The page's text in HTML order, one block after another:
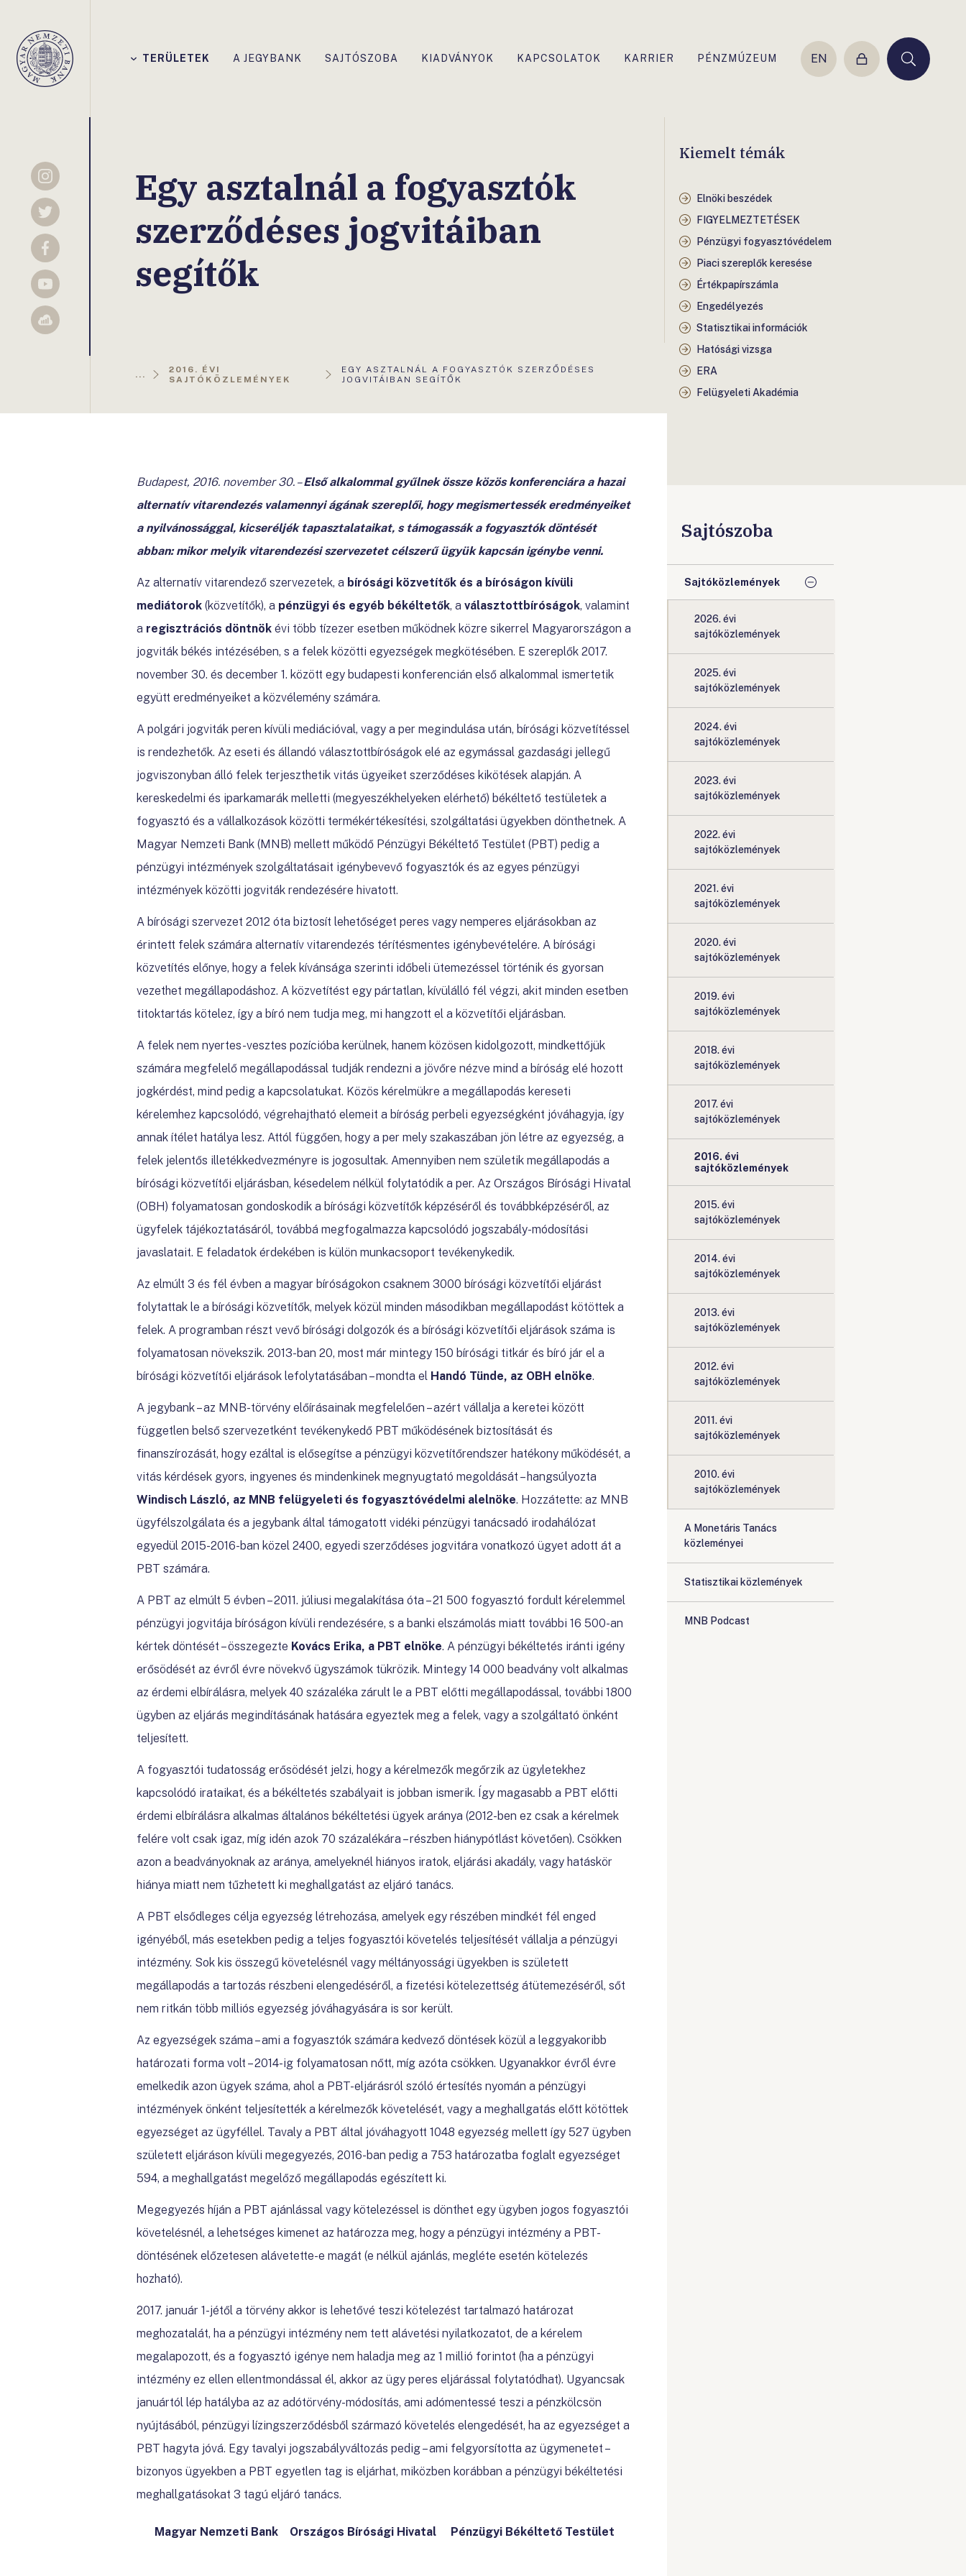
Magyar
Nemzeti
TERÜLETEK A JEGYBANK SAJTÓSZOBA KIADVÁNYOK KAPCSOLATOK KARRIER PÉNZMÚZEUM EN
Belépés Keresés
Instagram
Twitter
Facebook
YouTube
Sellsy
Egy asztalnál a fogyasztók
szerződéses jogvitáiban
segítők
...
2016. ÉVI
SAJTÓKÖZLEMÉNYEK
AKTUÁLIS
OLDAL:
EGY ASZTALNÁL A FOGYASZTÓK SZERZŐDÉSES
JOGVITÁIBAN SEGÍTŐK
Kiemelt témák
Elnöki beszédek
FIGYELMEZTETÉSEK
Pénzügyi fogyasztóvédelem
Piaci szereplők keresése
Értékpapírszámla
Engedélyezés
Statisztikai információk
Hatósági vizsga
ERA
Felügyeleti Akadémia
Budapest, 2016. november 30. –Első alkalommal gyűlnek össze közös konferenciára a hazai
alternatív vitarendezés valamennyi ágának szereplői, hogy megismertessék eredményeiket
a nyilvánossággal, kicseréljék tapasztalataikat, s támogassák a fogyasztók döntését
abban: mikor melyik vitarendezési szervezetet célszerű ügyük kapcsán igénybe venni.
Az alternatív vitarendező szervezetek, a bírósági közvetítők és a bíróságon kívüli
mediátorok (közvetítők), a pénzügyi és egyéb békéltetők, a választottbíróságok, valamint
a regisztrációs döntnök évi több tízezer esetben működnek közre sikerrel Magyarországon a
jogviták békés intézésében, s a felek közötti egyezségek megkötésében. E szereplők 2017.
november 30. és december 1. között egy budapesti konferencián első alkalommal ismertetik
együtt eredményeiket a közvélemény számára.
A polgári jogviták peren kívüli mediációval, vagy a per megindulása után, bírósági közvetítéssel
is rendezhetők. Az eseti és állandó választottbíróságok elé az egymással gazdasági jellegű
jogviszonyban álló felek terjeszthetik vitás ügyeiket szerződéses kikötések alapján. A
kereskedelmi és iparkamarák melletti (megyeszékhelyeken elérhető) békéltető testületek a
fogyasztó és a vállalkozások közötti termékértékesítési, szolgáltatási ügyekben dönthetnek. A
Magyar Nemzeti Bank (MNB) mellett működő Pénzügyi Békéltető Testület (PBT) pedig a
pénzügyi intézmények szolgáltatásait igénybevevő fogyasztók és az egyes pénzügyi
intézmények közötti jogviták rendezésére hivatott.
A bírósági szervezet 2012 óta biztosít lehetőséget peres vagy nemperes eljárásokban az
érintett felek számára alternatív vitarendezés térítésmentes igénybevételére. A bírósági
közvetítés előnye, hogy a felek kívánsága szerinti időbeli ütemezéssel történik és gyorsan
vezethet megállapodáshoz. A közvetítést egy pártatlan, kívülálló fél végzi, akit minden esetben
titoktartás kötelez, így a bíró nem tudja meg, mi hangzott el a közvetítői eljárásban.
A felek nem nyertes-vesztes pozícióba kerülnek, hanem közösen kidolgozott, mindkettőjük
számára megfelelő megállapodással tudják rendezni a jövőre nézve mind a bíróság elé hozott
jogkérdést, mind pedig a kapcsolatukat. Közös kérelmükre a megállapodás kereseti
kérelemhez kapcsolódó, végrehajtható elemeit a bíróság perbeli egyezségként jóváhagyja, így
annak ítélet hatálya lesz. Attól függően, hogy a per mely szakaszában jön létre az egyezség, a
felek jelentős illetékkedvezményre is jogosultak. Amennyiben nem születik megállapodás a
bírósági közvetítői eljárásban, késedelem nélkül folytatódik a per. Az Országos Bírósági Hivatal
(OBH) folyamatosan gondoskodik a bírósági közvetítők képzéséről és továbbképzéséről, az
ügyfelek tájékoztatásáról, továbbá megfogalmazza kapcsolódó jogszabály-módosítási
javaslatait. E feladatok érdekében is külön munkacsoport tevékenykedik.
Az elmúlt 3 és fél évben a magyar bíróságokon csaknem 3000 bírósági közvetítői eljárást
folytattak le a bírósági közvetítők, melyek közül minden másodikban megállapodást kötöttek a
felek. A programban részt vevő bírósági dolgozók és a bírósági közvetítői eljárások száma is
folyamatosan növekszik. 2013-ban 20, most már mintegy 150 bírósági titkár és bíró jár el a
bírósági közvetítői eljárások lefolytatásában – mondta el Handó Tünde, az OBH elnöke.
A jegybank – az MNB-törvény előírásainak megfelelően – azért vállalja a keretei között
független belső szervezetként tevékenykedő PBT működésének biztosítását és
finanszírozását, hogy ezáltal is elősegítse a pénzügyi közvetítőrendszer hatékony működését, a
vitás kérdések gyors, ingyenes és mindenkinek megnyugtató megoldását – hangsúlyozta
Windisch László, az MNB felügyeleti és fogyasztóvédelmi alelnöke. Hozzátette: az MNB
ügyfélszolgálata és a jegybank által támogatott vidéki pénzügyi tanácsadó irodahálózat
egyedül 2015-2016-ban közel 2400, egyedi szerződéses jogvitára vonatkozó ügyet adott át a
PBT számára.
A PBT az elmúlt 5 évben – 2011. júliusi megalakítása óta – 21 500 fogyasztó fordult kérelemmel
pénzügyi jogvitája bíróságon kívüli rendezésére, s a banki elszámolás miatt további 16 500-an
kértek döntését – összegezte Kovács Erika, a PBT elnöke. A pénzügyi békéltetés iránti igény
erősödését az évről évre növekvő ügyszámok tükrözik. Mintegy 14 000 beadvány volt alkalmas
az érdemi elbírálásra, melyek 40 százaléka zárult le a PBT előtti megállapodással, további 1800
ügyben az eljárás megindításának hatására egyeztek meg a felek, vagy a szolgáltató önként
teljesített.
A fogyasztói tudatosság erősödését jelzi, hogy a kérelmezők megőrzik az ügyletekhez
kapcsolódó irataikat, és a békéltetés szabályait is jobban ismerik. Így magasabb a PBT előtti
érdemi elbírálásra alkalmas általános békéltetési ügyek aránya (2012-ben ez csak a kérelmek
felére volt csak igaz, míg idén azok 70 százalékára – részben hiánypótlást követően). Csökken
azon a beadványoknak az aránya, amelyeknél hiányos iratok, eljárási akadály, vagy hatáskör
hiánya miatt nem tűzhetett ki meghallgatást az eljáró tanács.
A PBT elsődleges célja egyezség létrehozása, amelyek egy részében mindkét fél enged
igényéből, más esetekben pedig a teljes fogyasztói követelés teljesítését vállalja a pénzügyi
intézmény. Sok kis összegű követelésnél vagy méltányossági ügyekben is született
megállapodás a tartozás részbeni elengedéséről, a fizetési kötelezettség átütemezéséről, sőt
nem ritkán több milliós egyezség jóváhagyására is sor került.
Az egyezségek száma – ami a fogyasztók számára kedvező döntések közül a leggyakoribb
határozati forma volt – 2014-ig folyamatosan nőtt, míg azóta csökken. Ugyanakkor évről évre
emelkedik azon ügyek száma, ahol a PBT-eljárásról szóló értesítés nyomán a pénzügyi
intézmények önként teljesítették a kérelmezők követelését, vagy a meghallgatás előtt kötöttek
egyezséget az ügyféllel. Tavaly a PBT által jóváhagyott 1048 egyezség mellett így 527 ügyben
született eljáráson kívüli megegyezés, 2016-ban pedig a 753 határozatba foglalt egyezséget
594, a meghallgatást megelőző megállapodás egészített ki.
Megegyezés híján a PBT ajánlással vagy kötelezéssel is dönthet egy ügyben jogos fogyasztói
követelésnél, a lehetséges kimenet az határozza meg, hogy a pénzügyi intézmény a PBT-
döntésének előzetesen alávetette-e magát (e nélkül ajánlás, megléte esetén kötelezés
hozható).
2017. január 1-jétől a törvény akkor is lehetővé teszi kötelezést tartalmazó határozat
meghozatalát, ha a pénzügyi intézmény nem tett alávetési nyilatkozatot, de a kérelem
megalapozott, és a fogyasztó igénye nem haladja meg az 1 millió forintot (ha a pénzügyi
intézmény ez ellen ellentmondással él, akkor az ügy peres eljárással folytatódhat). Ugyancsak
januártól lép hatályba az az adótörvény-módosítás, ami adómentessé teszi a pénzkölcsön
nyújtásából, pénzügyi lízingszerződésből származó követelés elengedését, ha az egyezséget a
PBT hagyta jóvá. Egy tavalyi jogszabályváltozás pedig – ami felgyorsította az ügymenetet –
bizonyos ügyekben a PBT egyetlen tag is eljárhat, miközben korábban a pénzügyi békéltetési
meghallgatásokat 3 tagú eljáró tanács.
Magyar Nemzeti Bank Országos Bírósági Hivatal Pénzügyi Békéltető Testület
Sajtószoba
Sajtóközlemények
2026. évi
sajtóközlemények
2025. évi
sajtóközlemények
2024. évi
sajtóközlemények
2023. évi
sajtóközlemények
2022. évi
sajtóközlemények
2021. évi
sajtóközlemények
2020. évi
sajtóközlemények
2019. évi
sajtóközlemények
2018. évi
sajtóközlemények
2017. évi
sajtóközlemények
2016. évi
sajtóközlemények
2015. évi
sajtóközlemények
2014. évi
sajtóközlemények
2013. évi
sajtóközlemények
2012. évi
sajtóközlemények
2011. évi
sajtóközlemények
2010. évi
sajtóközlemények
A Monetáris Tanács
közleményei
Statisztikai közlemények
MNB Podcast